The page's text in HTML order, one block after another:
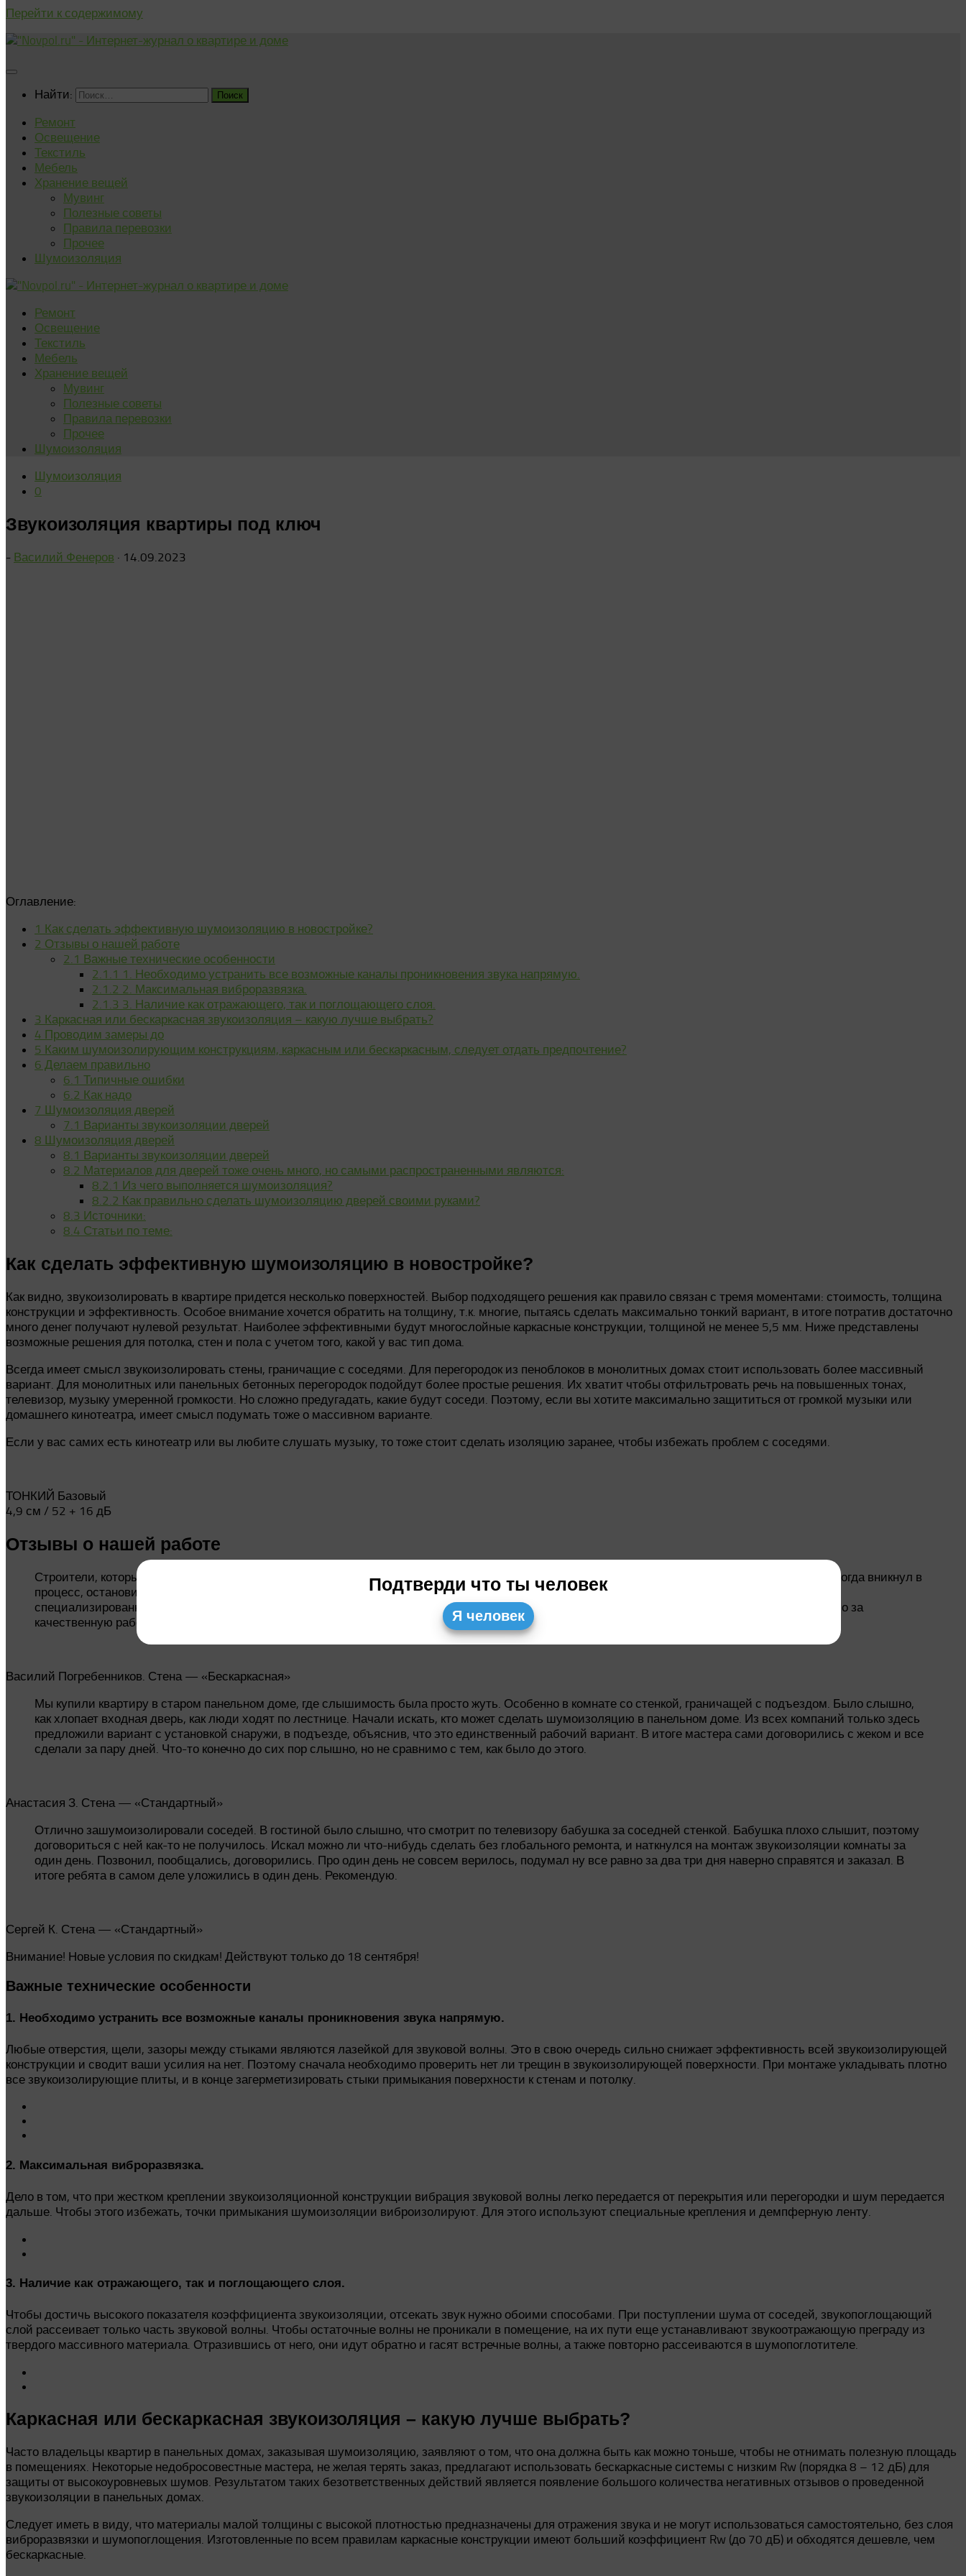
Перейти к содержимому
Найти:
Ремонт
Освещение
Текстиль
Мебель
Хранение вещей
Мувинг
Полезные советы
Правила перевозки
Прочее
Шумоизоляция
Ремонт
Освещение
Текстиль
Мебель
Хранение вещей
Мувинг
Полезные советы
Правила перевозки
Прочее
Шумоизоляция
Шумоизоляция
0
Звукоизоляция квартиры под ключ
- Василий Фенеров · 14.09.2023
Оглавление:
1 Как сделать эффективную шумоизоляцию в новостройке?
2 Отзывы о нашей работе
2.1 Важные технические особенности
2.1.1 1. Необходимо устранить все возможные каналы проникновения звука напрямую.
2.1.2 2. Максимальная виброразвязка.
2.1.3 3. Наличие как отражающего, так и поглощающего слоя.
3 Каркасная или бескаркасная звукоизоляция – какую лучше выбрать?
4 Проводим замеры до
5 Каким шумоизолирующим конструкциям, каркасным или бескаркасным, следует отдать предпочтение?
6 Делаем правильно
6.1 Типичные ошибки
6.2 Как надо
7 Шумоизоляция дверей
7.1 Варианты звукоизоляции дверей
8 Шумоизоляция дверей
8.1 Варианты звукоизоляции дверей
8.2 Материалов для дверей тоже очень много, но самыми распространенными являются:
8.2.1 Из чего выполняется шумоизоляция?
8.2.2 Как правильно сделать шумоизоляцию дверей своими руками?
8.3 Источники:
8.4 Статьи по теме:
Как сделать эффективную шумоизоляцию в новостройке?
Как видно, звукоизолировать в квартире придется несколько поверхностей. Выбор подходящего решения как правило связан с тремя моментами: стоимость, толщина
конструкции и эффективность. Особое внимание хочется обратить на толщину, т.к. многие, пытаясь сделать максимально тонкий вариант, в итоге потратив достаточно
много денег получают нулевой результат. Наиболее эффективными будут многослойные каркасные конструкции, толщиной не менее 5,5 мм. Ниже представлены
возможные решения для потолка, стен и пола с учетом того, какой у вас тип дома.
Всегда имеет смысл звукоизолировать стены, граничащие с соседями. Для перегородок из пеноблоков в монолитных домах стоит использовать более массивный
вариант. Для монолитных или панельных бетонных перегородок подойдут более простые решения. Их хватит чтобы отфильтровать речь на повышенных тонах,
телевизор, музыку умеренной громкости. Но сложно предугадать, какие будут соседи. Поэтому, если вы хотите максимально защититься от громкой музыки или
домашнего кинотеатра, имеет смысл подумать тоже о массивном варианте.
Если у вас самих есть кинотеатр или вы любите слушать музыку, то тоже стоит сделать изоляцию заранее, чтобы избежать проблем с соседями.
ТОНКИЙ Базовый
4,9 см / 52 + 16 дБ
Отзывы о нашей работе
Строители, которые ремонтировали квартиру, предлагали приклеить для шумоизоляции Пеноплекс, по сути, пенопласт. Как-то смутило это и когда вникнул в
процесс, остановился на ЗИПС панелях под штукатурку. После советов бригады, доверия к ним в этом вопросе не было, поэтому решил нанять
специализированную фирму. И правильно сделал, т.к. в итоге оказалось, что стену надо выровнять до того, как начнешь клеить панели. Спасибо за
качественную работу.
Василий Погребенников. Стена — «Бескаркасная»
Мы купили квартиру в старом панельном доме, где слышимость была просто жуть. Особенно в комнате со стенкой, граничащей с подъездом. Было слышно,
как хлопает входная дверь, как люди ходят по лестнице. Начали искать, кто может сделать шумоизоляцию в панельном доме. Из всех компаний только здесь
предложили вариант с установкой снаружи, в подъезде, объяснив, что это единственный рабочий вариант. В итоге мастера сами договорились с жеком и все
сделали за пару дней. Что-то конечно до сих пор слышно, но не сравнимо с тем, как было до этого.
Анастасия З. Стена — «Стандартный»
Отлично зашумоизолировали соседей. В гостиной было слышно, что смотрит по телевизору бабушка за соседней стенкой. Бабушка плохо слышит, поэтому
договориться с ней как-то не получилось. Искал можно ли что-нибудь сделать без глобального ремонта, и наткнулся на монтаж звукоизоляции комнаты за
один день. Позвонил, пообщались, договорились. Про один день не совсем верилось, подумал ну все равно за два три дня наверно справятся и заказал. В
итоге ребята в самом деле уложились в один день. Рекомендую.
Сергей К. Стена — «Стандартный»
Внимание! Новые условия по скидкам! Действуют только до 18 сентября!
Важные технические особенности
1. Необходимо устранить все возможные каналы проникновения звука напрямую.
Любые отверстия, щели, зазоры между стыками являются лазейкой для звуковой волны. Это в свою очередь сильно снижает эффективность всей звукоизолирующей
конструкции и сводит ваши усилия на нет. Поэтому сначала необходимо проверить нет ли трещин в звукоизолирующей поверхности. При монтаже укладывать плотно
все звукоизолирующие плиты, и в конце загерметизировать стыки примыкания поверхности к стенам и потолку.
2. Максимальная виброразвязка.
Дело в том, что при жестком креплении звукоизоляционной конструкции вибрация звуковой волны легко передается от перекрытия или перегородки и шум передается
дальше. Чтобы этого избежать, точки примыкания шумоизоляции виброизолируют. Для этого используют специальные крепления и демпферную ленту.
3. Наличие как отражающего, так и поглощающего слоя.
Чтобы достичь высокого показателя коэффициента звукоизоляции, отсекать звук нужно обоими способами. При поступлении шума от соседей, звукопоглощающий
слой рассеивает только часть звуковой волны. Чтобы остаточные волны не проникали в помещение, на их пути еще устанавливают звукоотражающую преграду из
твердого массивного материала. Отразившись от него, они идут обратно и гасят встречные волны, а также повторно рассеиваются в шумопоглотителе.
Каркасная или бескаркасная звукоизоляция – какую лучше выбрать?
Часто владельцы квартир в панельных домах, заказывая шумоизоляцию, заявляют о том, что она должна быть как можно тоньше, чтобы не отнимать полезную площадь
в помещениях. Некоторые недобросовестные мастера, не желая терять заказ, предлагают использовать бескаркасные системы с низким Rw (порядка 8 – 12 дБ) для
защиты от высокоуровневых шумов. Результатом таких безответственных действий является появление большого количества негативных отзывов о проведенной
звукоизоляции в панельных домах.
Следует иметь в виду, что материалы малой толщины с высокой плотностью предназначены для отражения звука и не могут использоваться самостоятельно, без слоя
виброразвязки и шумопоглощения. Изготовленные по всем правилам каркасные конструкции имеют больший коэффициент Rw (до 70 дБ) и обходятся дешевле, чем
бескаркасные.
Подтверди что ты человек
Я человек